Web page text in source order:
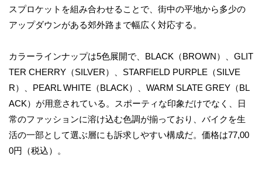
スプロケットを組み合わせることで、街中の平地から多少の
アップダウンがある郊外路まで幅広く対応する。
カラーラインナップは5色展開で、BLACK（BROWN）、GLIT
TER CHERRY（SILVER）、STARFIELD PURPLE（SILVE
R）、PEARL WHITE（BLACK）、WARM SLATE GREY（BL
ACK）が用意されている。スポーティな印象だけでなく、日
常のファッションに溶け込む色調が揃っており、バイクを生
活の一部として選ぶ層にも訴求しやすい構成だ。価格は77,00
0円（税込）。